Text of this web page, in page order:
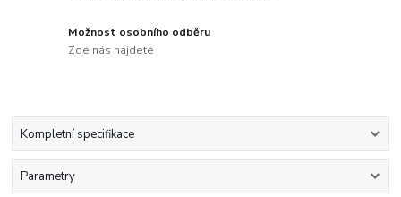
Možnost osobního odběru
Zde nás najdete
Kompletní specifikace
Parametry